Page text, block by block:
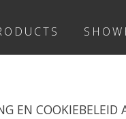
EN COOKIEBELEID